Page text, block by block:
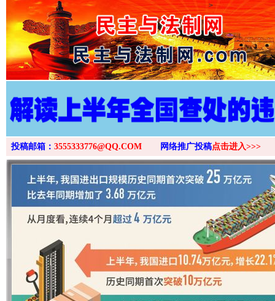
>
投稿邮箱： 3555333776@QQ.COM 网络推广投稿点击进入>>>